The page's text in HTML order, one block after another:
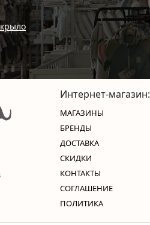
Интернет-магазин:
МАГАЗИНЫ
БРЕНДЫ
ДОСТАВКА
СКИДКИ
КОНТАКТЫ
CОГЛАШЕНИЕ
ПОЛИТИКА